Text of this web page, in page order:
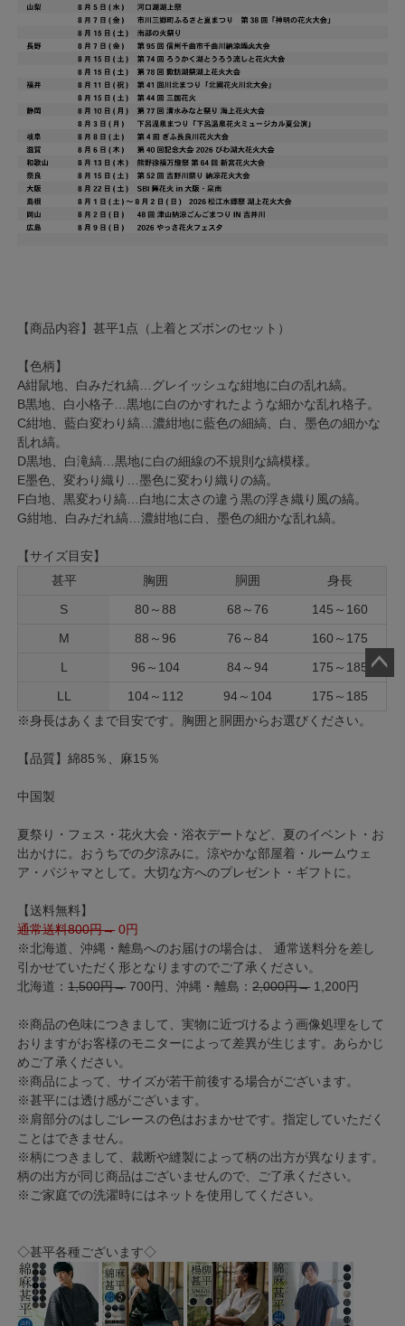
【商品内容】甚平1点（上着とズボンのセット）
【色柄】
A紺鼠地、白みだれ縞…グレイッシュな紺地に白の乱れ縞。
B黒地、白小格子…黒地に白のかすれたような細かな乱れ格子。
C紺地、藍白変わり縞…濃紺地に藍色の細縞、白、墨色の細かな
乱れ縞。
D黒地、白滝縞…黒地に白の細線の不規則な縞模様。
E墨色、変わり織り…墨色に変わり織りの縞。
F白地、黒変わり縞…白地に太さの違う黒の浮き織り風の縞。
G紺地、白みだれ縞…濃紺地に白、墨色の細かな乱れ縞。
【サイズ目安】
甚平
胸囲 胴囲
身長
S
80～88 68～76
145～160
M
88～96 76～84
160～175
L
96～104 84～94
175～185
LL
104～112 94～104
175～185
※身長はあくまで目安です。胸囲と胴囲からお選びください。
【品質】綿85％、麻15％
中国製
夏祭り・フェス・花火大会・浴衣デートなど、夏のイベント・お
出かけに。おうちでの夕涼みに。涼やかな部屋着・ルームウェ
ア・パジャマとして。大切な方へのプレゼント・ギフトに。
【送料無料】
通常送料800円→0円
※北海道、沖縄・離島へのお届けの場合は、 通常送料分を差し
引かせていただく形となりますのでご了承ください。
北海道：1,500円→ 700円、沖縄・離島：2,000円→ 1,200円
※商品の色味につきまして、実物に近づけるよう画像処理をして
おりますがお客様のモニターによって差異が生じます。あらかじ
めご了承ください。
※商品によって、サイズが若干前後する場合がございます。
※甚平には透け感がございます。
※肩部分のはしごレースの色はおまかせです。指定していただく
ことはできません。
※柄につきまして、裁断や縫製によって柄の出方が異なります。
柄の出方が同じ商品はございませんので、ご了承ください。
※ご家庭での洗濯時にはネットを使用してください。
◇甚平各種ございます◇